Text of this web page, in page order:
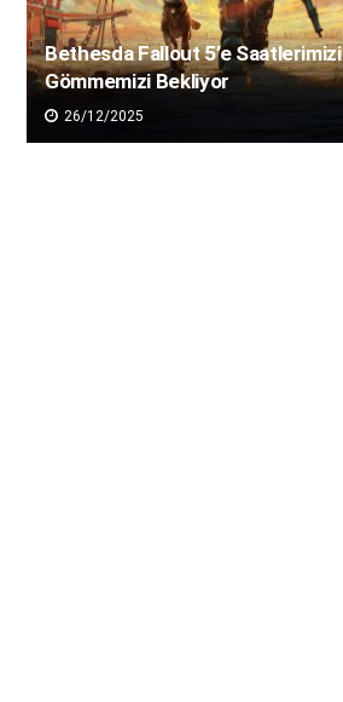
Bethesda Fallout 5’e Saatlerimizi
Gömmemizi Bekliyor
26/12/2025